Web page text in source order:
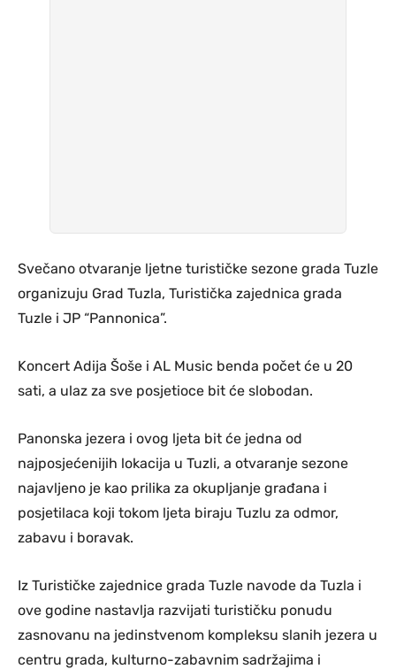
Svečano otvaranje ljetne turističke sezone grada Tuzle
organizuju Grad Tuzla, Turistička zajednica grada
Tuzle i JP “Pannonica”.
Koncert Adija Šoše i AL Music benda počet će u 20
sati, a ulaz za sve posjetioce bit će slobodan.
Panonska jezera i ovog ljeta bit će jedna od
najposjećenijih lokacija u Tuzli, a otvaranje sezone
najavljeno je kao prilika za okupljanje građana i
posjetilaca koji tokom ljeta biraju Tuzlu za odmor,
zabavu i boravak.
Iz Turističke zajednice grada Tuzle navode da Tuzla i
ove godine nastavlja razvijati turističku ponudu
zasnovanu na jedinstvenom kompleksu slanih jezera u
centru grada, kulturno-zabavnim sadržajima i